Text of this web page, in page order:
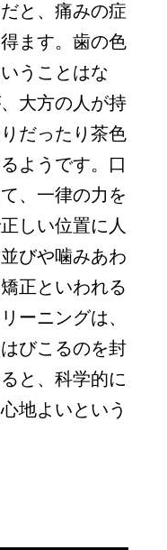
と、痛みの症
ます。歯の色
うことはな
大方の人が持
だったり茶色
ようです。口
、一律の力を
しい位置に人
びや噛みあわ
正といわれる
ーニングは、
びこるのを封
と、科学的に
地よいという